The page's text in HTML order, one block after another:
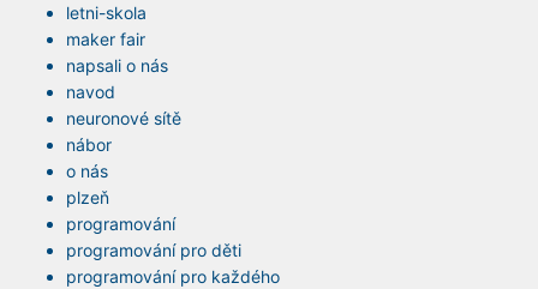
letni-skola
maker fair
napsali o nás
navod
neuronové sítě
nábor
o nás
plzeň
programování
programování pro děti
programování pro každého